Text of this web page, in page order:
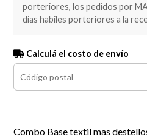
porteriores, los pedidos por
dias habiles porteriores a la
Calculá el costo de envío
Combo Base textil mas